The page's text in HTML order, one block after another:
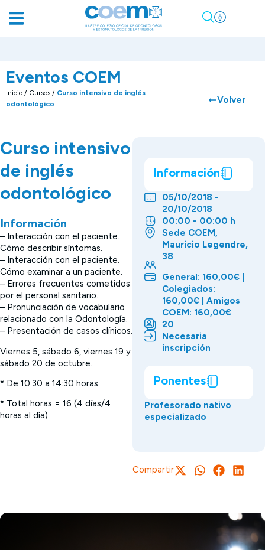
Eventos COEM
Inicio / Cursos / Curso intensivo de inglés
odontológico
Volver
Curso intensivo
de inglés
odontológico
Información
– Interacción con el paciente.
Cómo describir síntomas.
– Interacción con el paciente.
Cómo examinar a un paciente.
– Errores frecuentes cometidos
por el personal sanitario.
– Pronunciación de vocabulario
relacionado con la Odontología.
– Presentación de casos clínicos.
Viernes 5, sábado 6, viernes 19 y
sábado 20 de octubre.
* De 10:30 a 14:30 horas.
* Total horas = 16 (4 días/4
horas al día).
Información
05/10/2018 -
20/10/2018
00:00 - 00:00 h
Sede COEM,
Mauricio Legendre,
38
General: 160,00€ |
Colegiados:
160,00€ | Amigos
COEM: 160,00€
20
Necesaria
inscripción
Ponentes
Profesorado nativo
especializado
Compartir